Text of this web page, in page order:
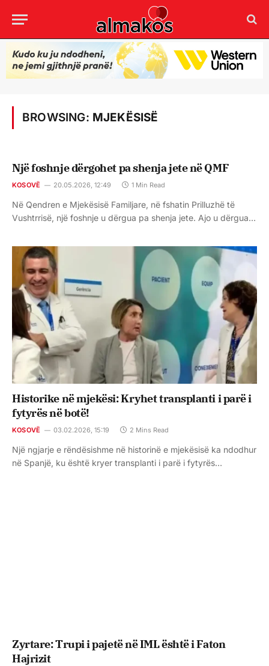
BROWSING: MJEKËSISË
Një foshnje dërgohet pa shenja jete në QMF
KOSOVË 20.05.2026, 12:49 1 Min Read
Në Qendren e Mjekësisë Familjare, në fshatin Prilluzhë të
Vushtrrisë, një foshnje u dërgua pa shenja jete. Ajo u dërgua…
Historike në mjekësi: Kryhet transplanti i parë i
fytyrës në botë!
KOSOVË 03.02.2026, 15:19 2 Mins Read
Një ngjarje e rëndësishme në historinë e mjekësisë ka ndodhur
në Spanjë, ku është kryer transplanti i parë i fytyrës…
Zyrtare: Trupi i pajetë në IML është i Faton
Hajrizit